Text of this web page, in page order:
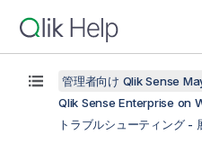
管理者向け Qlik Sense
Qlik Sense Enterprise on
トラブルシューティング -